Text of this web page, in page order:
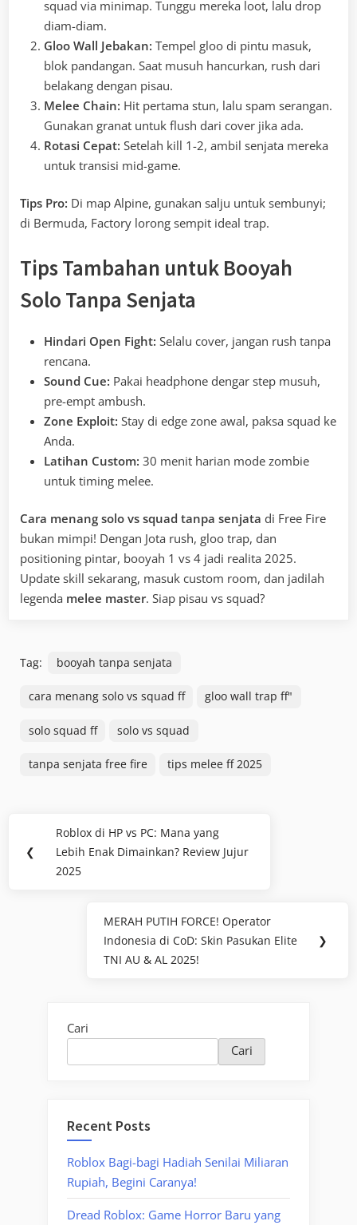
squad via minimap. Tunggu mereka loot, lalu drop
diam-diam.
Gloo Wall Jebakan: Tempel gloo di pintu masuk,
blok pandangan. Saat musuh hancurkan, rush dari
belakang dengan pisau.
Melee Chain: Hit pertama stun, lalu spam serangan.
Gunakan granat untuk flush dari cover jika ada.
Rotasi Cepat: Setelah kill 1-2, ambil senjata mereka
untuk transisi mid-game.
Tips Pro: Di map Alpine, gunakan salju untuk sembunyi;
di Bermuda, Factory lorong sempit ideal trap.
Tips Tambahan untuk Booyah
Solo Tanpa Senjata
Hindari Open Fight: Selalu cover, jangan rush tanpa
rencana.
Sound Cue: Pakai headphone dengar step musuh,
pre-empt ambush.
Zone Exploit: Stay di edge zone awal, paksa squad ke
Anda.
Latihan Custom: 30 menit harian mode zombie
untuk timing melee.
Cara menang solo vs squad tanpa senjata di Free Fire
bukan mimpi! Dengan Jota rush, gloo trap, dan
positioning pintar, booyah 1 vs 4 jadi realita 2025.
Update skill sekarang, masuk custom room, dan jadilah
legenda melee master. Siap pisau vs squad?
Tag: booyah tanpa senjata
cara menang solo vs squad ff gloo wall trap ff"
solo squad ff solo vs squad
tanpa senjata free fire tips melee ff 2025
Navigasi
pos
❮
Previous
Post:
Roblox di HP vs PC: Mana yang
Lebih Enak Dimainkan? Review Jujur
2025
Next
Post:
MERAH PUTIH FORCE! Operator
Indonesia di CoD: Skin Pasukan Elite
TNI AU & AL 2025!
❯
Cari
Cari
Recent Posts
Roblox Bagi-bagi Hadiah Senilai Miliaran
Rupiah, Begini Caranya!
Dread Roblox: Game Horror Baru yang